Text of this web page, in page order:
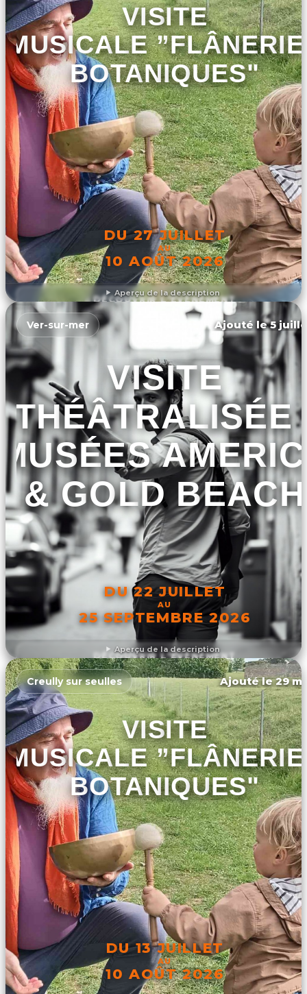
Aperçu de la description
VISITE
MUSICALE
BOTANIQUES"
DU 27 JUILLET
AU
10 AOÛT 2026
DÉCOUVRIR L'ÉVÉNEMENT
Aperçu de la description
Ver-sur-mer Ajouté le 5
VISITE
THÉÂTRALISÉE
& GOLD BEACH
DU 22 JUILLET
AU
25 SEPTEMBRE 2026
DÉCOUVRIR L'ÉVÉNEMENT
Creully sur seulles Ajouté le 29
VISITE
MUSICALE
BOTANIQUES"
DU 13 JUILLET
AU
10 AOÛT 2026